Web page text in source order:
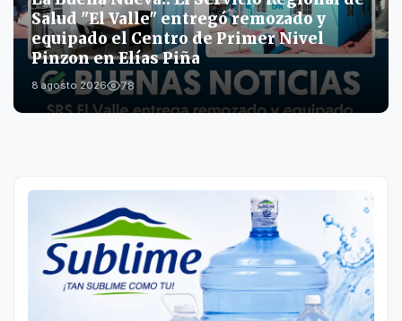
Salud "El Valle" entregó remozado y
equipado el Centro de Primer Nivel
Pinzon en Elías Piña
8 agosto 2026 78